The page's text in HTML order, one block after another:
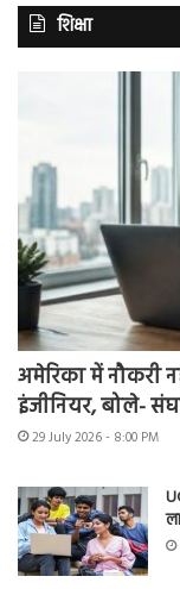
शिक्षा
अमेरिका में नौकरी
इंजीनियर, बोले-
29 July 2026 - 8:00 PM